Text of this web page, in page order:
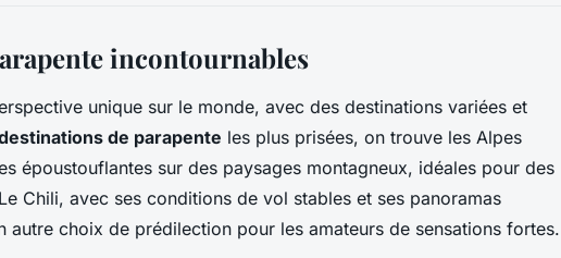
incontournables
unique sur le monde, avec des destinations variées et
de parapente les plus prisées, on trouve les Alpes
époustouflantes sur des paysages montagneux, idéales pour des
Chili, avec ses conditions de vol stables et ses panoramas
autre choix de prédilection pour les amateurs de sensations fortes.